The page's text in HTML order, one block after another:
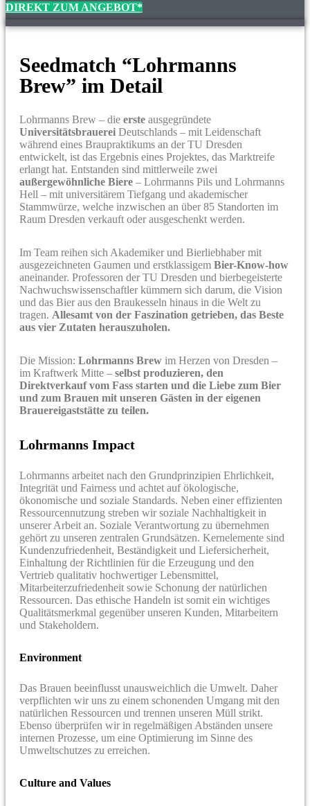
DIREKT ZUM ANGEBOT*
Seedmatch “Lohrmanns
Brew” im Detail
Lohrmanns Brew – die erste ausgegründete
Universitätsbrauerei Deutschlands – mit Leidenschaft
während eines Braupraktikums an der TU Dresden
entwickelt, ist das Ergebnis eines Projektes, das Marktreife
erlangt hat. Entstanden sind mittlerweile zwei
außergewöhnliche Biere – Lohrmanns Pils und Lohrmanns
Hell – mit universitärem Tiefgang und akademischer
Stammwürze, welche inzwischen an über 85 Standorten im
Raum Dresden verkauft oder ausgeschenkt werden.
Im Team reihen sich Akademiker und Bierliebhaber mit
ausgezeichneten Gaumen und erstklassigem Bier-Know-how
aneinander. Professoren der TU Dresden und bierbegeisterte
Nachwuchswissenschaftler kümmern sich darum, die Vision
und das Bier aus den Braukesseln hinaus in die Welt zu
tragen. Allesamt von der Faszination getrieben, das Beste
aus vier Zutaten herauszuholen.
Die Mission: Lohrmanns Brew im Herzen von Dresden –
im Kraftwerk Mitte – selbst produzieren, den
Direktverkauf vom Fass starten und die Liebe zum Bier
und zum Brauen mit unseren Gästen in der eigenen
Brauereigaststätte zu teilen.
Lohrmanns Impact
Lohrmanns arbeitet nach den Grundprinzipien Ehrlichkeit,
Integrität und Fairness und achtet auf ökologische,
ökonomische und soziale Standards. Neben einer effizienten
Ressourcennutzung streben wir soziale Nachhaltigkeit in
unserer Arbeit an. Soziale Verantwortung zu übernehmen
gehört zu unseren zentralen Grundsätzen. Kernelemente sind
Kundenzufriedenheit, Beständigkeit und Liefersicherheit,
Einhaltung der Richtlinien für die Erzeugung und den
Vertrieb qualitativ hochwertiger Lebensmittel,
Mitarbeiterzufriedenheit sowie Schonung der natürlichen
Ressourcen. Das ethische Handeln ist somit ein wichtiges
Qualitätsmerkmal gegenüber unseren Kunden, Mitarbeitern
und Stakeholdern.
Environment
Das Brauen beeinflusst unausweichlich die Umwelt. Daher
verpflichten wir uns zu einem schonenden Umgang mit den
natürlichen Ressourcen und trennen unseren Müll strikt.
Ebenso überprüfen wir in regelmäßigen Abständen unsere
internen Prozesse, um eine Optimierung im Sinne des
Umweltschutzes zu erreichen.
Culture and Values